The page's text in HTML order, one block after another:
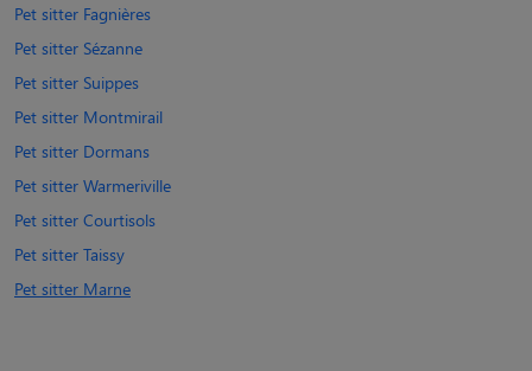
Pet sitter Fagnières
Pet sitter Sézanne
Pet sitter Suippes
Pet sitter Montmirail
Pet sitter Dormans
Pet sitter Warmeriville
Pet sitter Courtisols
Pet sitter Taissy
Pet sitter Marne